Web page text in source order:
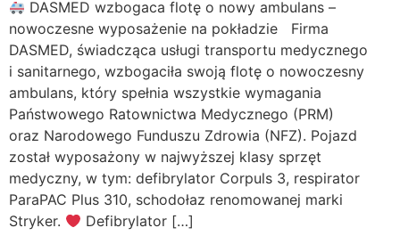
DASMED wzbogaca flotę o nowy ambulans –
nowoczesne wyposażenie na pokładzie Firma
DASMED, świadcząca usługi transportu medycznego
i sanitarnego, wzbogaciła swoją flotę o nowoczesny
ambulans, który spełnia wszystkie wymagania
Państwowego Ratownictwa Medycznego (PRM)
oraz Narodowego Funduszu Zdrowia (NFZ). Pojazd
został wyposażony w najwyższej klasy sprzęt
medyczny, w tym: defibrylator Corpuls 3, respirator
ParaPAC Plus 310, schodołaz renomowanej marki
Stryker.
Defibrylator […]